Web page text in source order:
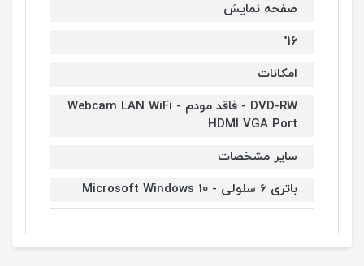
صفحه نمایش
16"
امکانات
DVD-RW - فاقد مودم - Webcam LAN WiFi
HDMI VGA Port
سایر مشخصات
باتری 6 سلولی - Microsoft Windows 10